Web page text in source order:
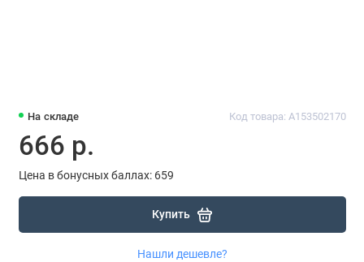
На складе Код товара: A153502170
666 р.
Цена в бонусных баллах: 659
Купить
Нашли дешевле?